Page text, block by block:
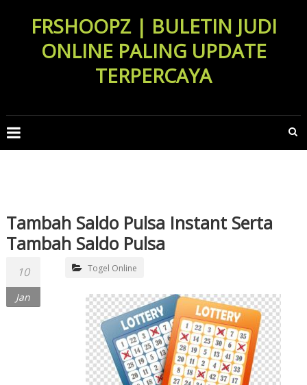
contentFRSHOOPZ | BULETIN JUDI
ONLINE PALING UPDATE
TERPERCAYA
Tambah Saldo Pulsa Instant Serta
Tambah Saldo Pulsa
10
Jan
Togel Online